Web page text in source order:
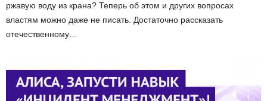
ржавую воду из крана? Теперь об этом и других вопросах
властям можно даже не писать. Достаточно рассказать
отечественному…